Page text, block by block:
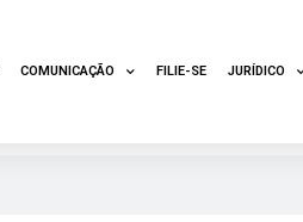
COMUNICAÇÃO FILIE-SE JURÍDICO